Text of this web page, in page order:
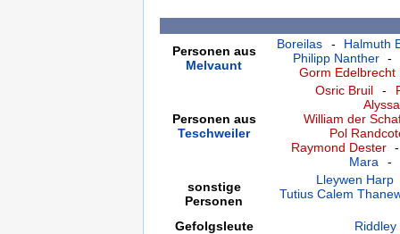
Personen aus
Melvaunt
Boreilas -
Halmuth
Philipp Nanther -
Gorm Edelbrecht
Personen aus
Teschweiler
Osric Bruil -
William der
Pol
Raymond Dester
Mara
-
sonstige
Personen
Lleywen Harp
Tutius Calem
Gefolgsleute